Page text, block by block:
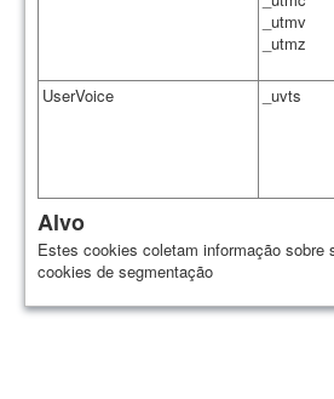
_utmv
_utmz
UserVoice
_uvts
Alvo
Estes cookies coletam informação
cookies de segmentação